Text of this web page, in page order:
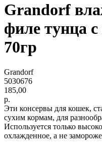
Grandorf
филе тунца
70гр
Grandorf
5030676
185,00
р.
Эти консервы для кошек,
сухим кормам, для
Используется только
охлажденное, а не